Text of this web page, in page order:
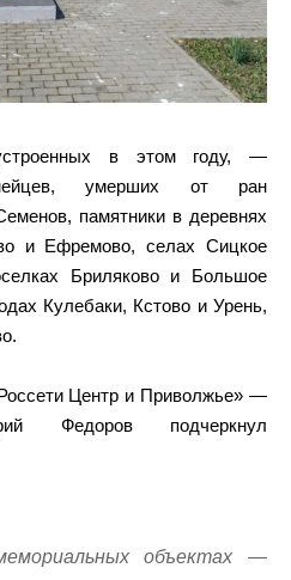
в этом году, —
умерших от ран
памятники в деревнях
и Ефремово, селах Сицкое
Бриляково и Большое
Кулебаки, Кстово и Урень,
Центр и Приволжье» —
Федоров подчеркнул
объектах —